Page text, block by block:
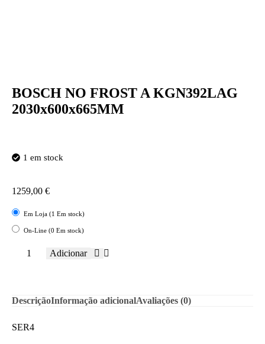
BOSCH NO FROST A KGN392LAG
2030x600x665MM
1 em stock
1259,00 €
Em Loja (1 Em stock)
On-Line (0 Em stock)
Adicionar
DescriçãoInformação adicionalAvaliações (0)
SER4